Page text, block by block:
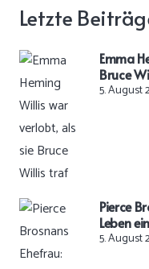
Letzte
Emma
Bruce
5. August
Pierce
Leben
5. August